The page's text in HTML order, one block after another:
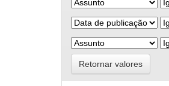
Retornar valores